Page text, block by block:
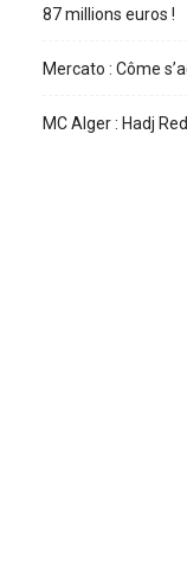
87 millions euros !
Mercato : Côme
MC Alger : Hadj